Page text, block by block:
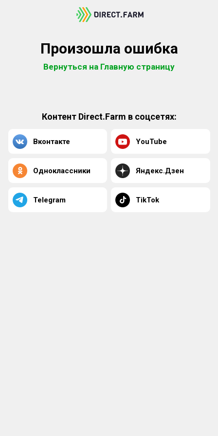
Произошла ошибка
Вернуться на Главную страницу
Контент Direct.Farm в соцсетях:
Вконтакте YouTube
Одноклассники Яндекс.Дзен
Telegram TikTok